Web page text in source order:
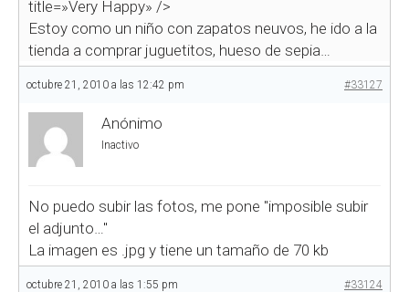
title=»Very Happy» />
Estoy como un niño con zapatos neuvos, he ido a la
tienda a comprar juguetitos, hueso de sepia…
octubre 21, 2010 a las 12:42 pm #33127
Anónimo
Inactivo
No puedo subir las fotos, me pone "imposible subir
el adjunto…"
La imagen es .jpg y tiene un tamaño de 70 kb
octubre 21, 2010 a las 1:55 pm #33124